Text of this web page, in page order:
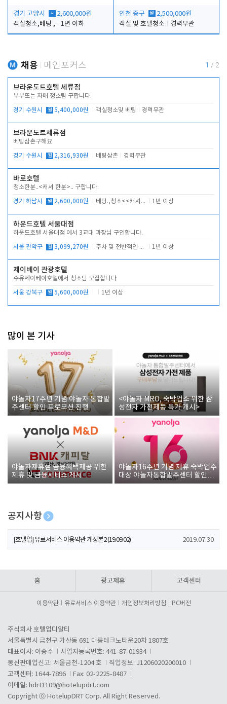
경기 고양시 시
2,600,000원
객실청소,베팅 ,
1년 이하
인천 중구 월 2,500,000원
객실 및 호텔청소
경력무관
채용 메인포커스 1 / 2
브라운도트호텔 세류점
부부또는 자매 청소팀 구합니다.
경기 수원시 월 5,400,000원 객실청소및 베팅 경력무관
브라운도트세류점
베팅삼촌구해요
경기 수원시 월 2,316,930원 베팅삼촌 경력무관
바로호텔
청소한분..<캐셔 한분>.. 구합니다.
경기 하남시 월 2,600,000원 베팅.,청소<<캐셔 모셔봅니다. 1년 이상
하운드호텔 서울대점
하운드호텔 서울대점 에서 3교대 과장님 구인합니다.
서울 관악구 월 3,099,270원 주차 및 전반적인 당번업무 1년 이상
제이베이 관광호텔
수유제이베이호텔에서 청소팀 모집합니다
서울 강북구 월 5,600,000원 1년 이상
많이 본 기사
야놀자17주년 기념 야놀자 통합발
주센터 할인 프로모션 진행
<야놀자 MRO, 숙박업소 위한 삼
성전자 가전제품 특가 개시>
야놀자제휴점 금융혜택제공 위한
제휴 및 금융서비스 게시
야놀자16주년 기념 제휴 숙박업주
대상 야놀자통합발주센터 할인쿠
폰 증정
공지사항
[호텔업] 개인정보 처리방침 개정본1 (19.09.02)
[호텔업] 유료서비스 이용약관 개정본2 (19.09.02) 2019.07.30
홈 광고제휴 고객센터
이용약관 유료서비스 이용약관 개인정보처리방침 PC버전
주식회사 호텔업디알티
서울특별시 금천구 가산동 691 대륭테크노타운20차 1807호
대표이사: 이송주
사업자등록번호: 441-87-01934
통신판매업신고: 서울금천-1204 호
직업정보: J1206020200010
고객센터: 1644-7896
Fax: 02-2225-8487
이메일: hdrt1109@hotelupdrt.com
Copyright ⓒ HotelupDRT Corp. All Right Reserved.